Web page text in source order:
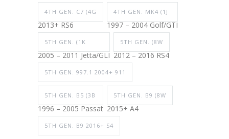
4TH GEN. C7 (4G
2013+ RS6
4TH GEN. MK4 (1J
1997 – 2004 Golf/GTI
5TH GEN. (1K
2005 – 2011 Jetta/GLI
5TH GEN. (8W
2012 – 2016 RS4
5TH GEN. 997.1 2004+ 911
5TH GEN. B5 (3B
1996 – 2005 Passat
5TH GEN. B9 (8W
2015+ A4
5TH GEN. B9 2016+ S4